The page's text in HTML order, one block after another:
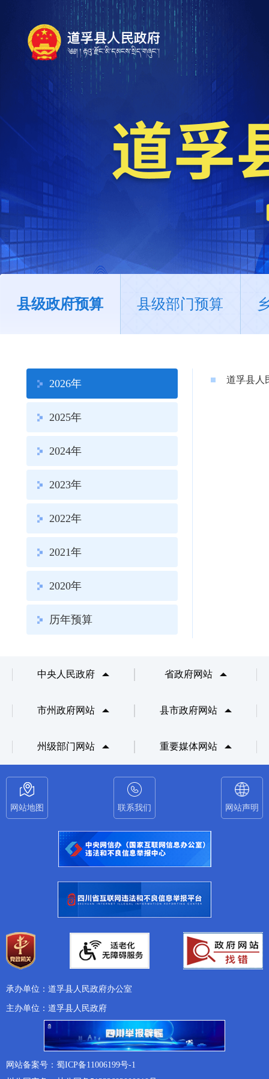
县级政府预算 县级部门预算
2026年
2025年
2024年
2023年
2022年
2021年
2020年
历年预算
道孚县人
中央人民政府 省政府网站
市州政府网站 县市政府网站
州级部门网站 重要媒体网站
网站地图 联系我们 网站声明
承办单位：道孚县人民政府办公室
主办单位：道孚县人民政府
网站备案号：蜀ICP备11006199号-1